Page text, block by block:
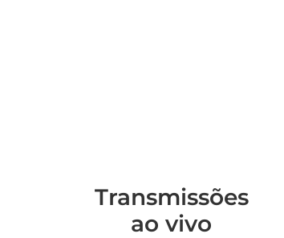
Transmis­sões
ao vivo